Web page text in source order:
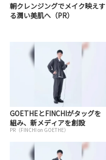
朝クレンジングでメイク映えす
る潤い美肌へ（PR）
GOETHEとFINCHIがタッグを
組み、新メディアを創設
PR（FINCHI on GOETHE）